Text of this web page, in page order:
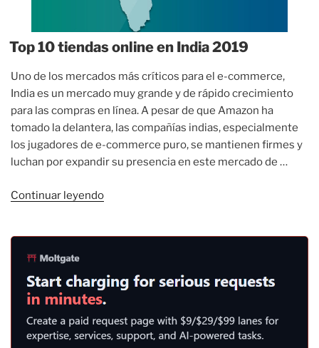
Top 10 tiendas online en India 2019
Uno de los mercados más críticos para el e-commerce,
India es un mercado muy grande y de rápido crecimiento
para las compras en línea. A pesar de que Amazon ha
tomado la delantera, las compañías indias, especialmente
los jugadores de e-commerce puro, se mantienen firmes y
luchan por expandir su presencia en este mercado de …
Continuar leyendo«Top
India